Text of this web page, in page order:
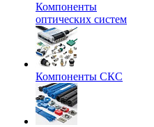
Компоненты
оптических систем
Компоненты СКС